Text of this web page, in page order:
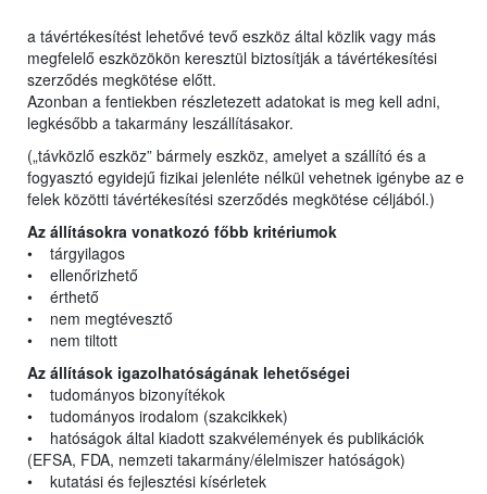
a távértékesítést lehetővé tevő eszköz által közlik vagy más
megfelelő eszközökön keresztül biztosítják a távértékesítési
szerződés megkötése előtt.
Azonban a fentiekben részletezett adatokat is meg kell adni,
legkésőbb a takarmány leszállításakor.
(„távközlő eszköz” bármely eszköz, amelyet a szállító és a
fogyasztó egyidejű fizikai jelenléte nélkül vehetnek igénybe az e
felek közötti távértékesítési szerződés megkötése céljából.)
Az állításokra vonatkozó főbb kritériumok
• tárgyilagos
• ellenőrizhető
• érthető
• nem megtévesztő
• nem tiltott
Az állítások igazolhatóságának lehetőségei
• tudományos bizonyítékok
• tudományos irodalom (szakcikkek)
• hatóságok által kiadott szakvélemények és publikációk
(EFSA, FDA, nemzeti takarmány/élelmiszer hatóságok)
• kutatási és fejlesztési kísérletek